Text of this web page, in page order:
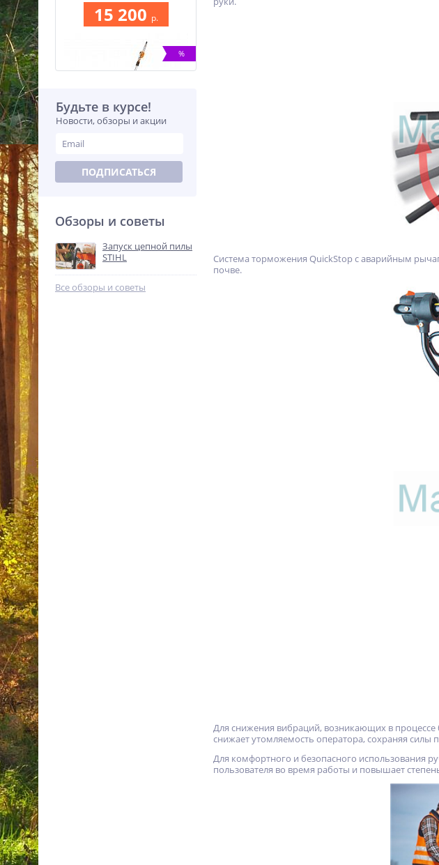
15 200 p.
%
Высоторез Stihl HT 105
41822000194
%
Будьте в курсе!
Новости, обзоры и акции
ПОДПИСАТЬСЯ
Обзоры и советы
Запуск цепной пилы
STIHL
Все обзоры и советы
Система торможения QuickStop с аварийным
почве.
Для снижения вибраций, возникающих в
снижает утомляемость оператора, сохраняя
Для комфортного и безопасного использования
пользователя во время работы и повышает